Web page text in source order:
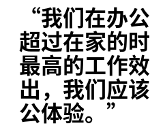
“我们在办
超过在家的
最高的工作
出，我们应
公体验。”